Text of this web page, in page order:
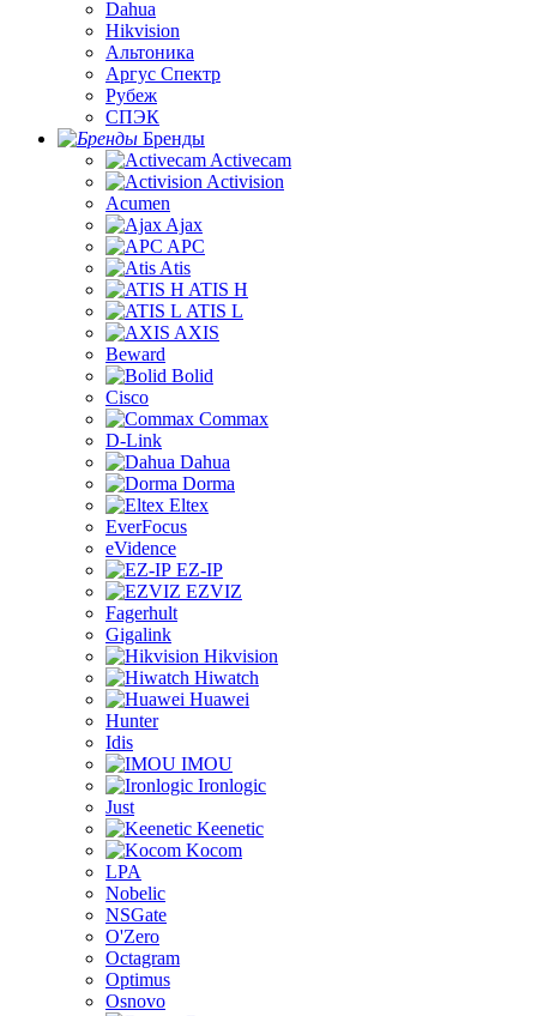
Dahua
Hikvision
Альтоника
Аргус Спектр
Рубеж
СПЭК
Бренды
Activecam
Activision
Acumen
Ajax
APC
Atis
ATIS H
ATIS L
AXIS
Beward
Bolid
Cisco
Commax
D-Link
Dahua
Dorma
Eltex
EverFocus
eVidence
EZ-IP
EZVIZ
Fagerhult
Gigalink
Hikvision
Hiwatch
Huawei
Hunter
Idis
IMOU
Ironlogic
Just
Keenetic
Kocom
LPA
Nobelic
NSGate
O'Zero
Octagram
Optimus
Osnovo